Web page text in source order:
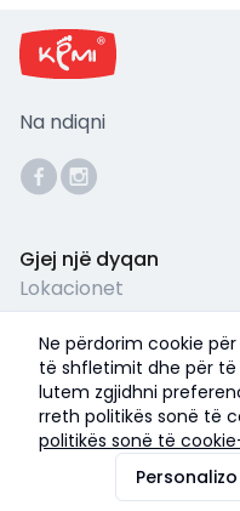
Na ndiqni
Gjej një dyqan
Lokacionet
Përkujdesja për
Pyetjet e Shpeshta
©
Ne përdorim cookie
të shfletimit dhe për të
lutem zgjidhni
rreth politikës sonë të
politikës sonë të
Personalizo